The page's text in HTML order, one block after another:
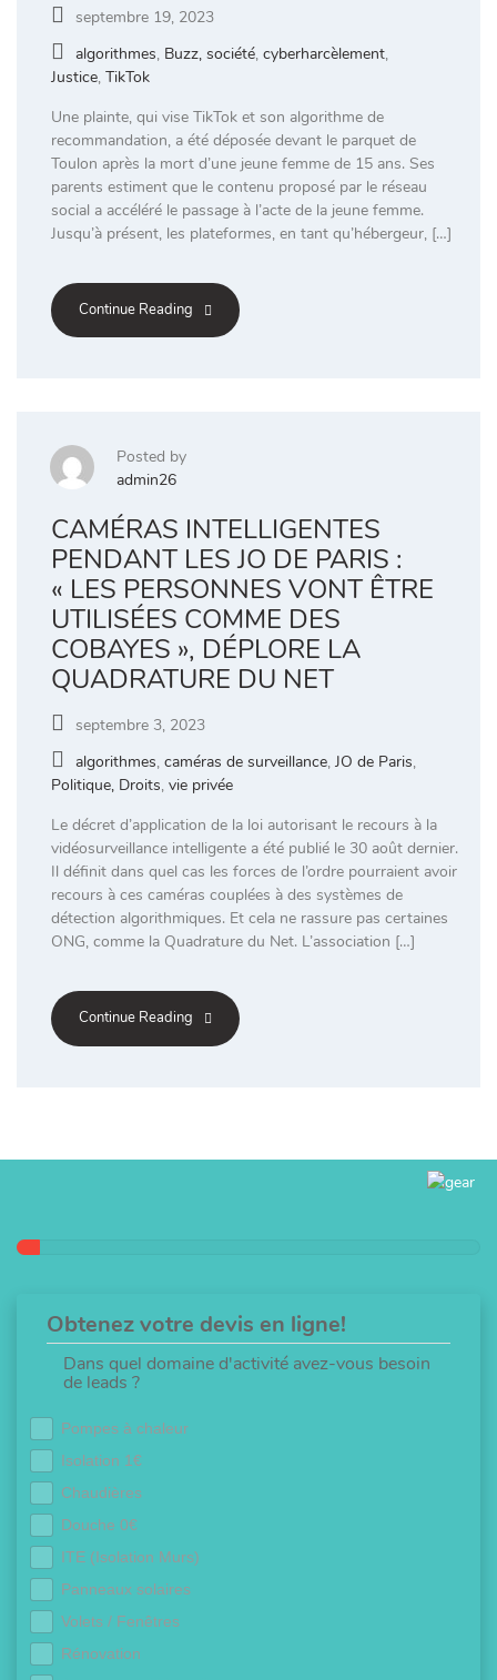
septembre 19, 2023
algorithmes, Buzz, société, cyberharcèlement,
Justice, TikTok
Une plainte, qui vise TikTok et son algorithme de
recommandation, a été déposée devant le parquet de
Toulon après la mort d’une jeune femme de 15 ans. Ses
parents estiment que le contenu proposé par le réseau
social a accéléré le passage à l’acte de la jeune femme.
Jusqu’à présent, les plateformes, en tant qu’hébergeur, […]
Continue Reading
Posted by
admin26
CAMÉRAS INTELLIGENTES
PENDANT LES JO DE PARIS :
« LES PERSONNES VONT ÊTRE
UTILISÉES COMME DES
COBAYES », DÉPLORE LA
QUADRATURE DU NET
septembre 3, 2023
algorithmes, caméras de surveillance, JO de Paris,
Politique, Droits, vie privée
Le décret d’application de la loi autorisant le recours à la
vidéosurveillance intelligente a été publié le 30 août dernier.
Il définit dans quel cas les forces de l’ordre pourraient avoir
recours à ces caméras couplées à des systèmes de
détection algorithmiques. Et cela ne rassure pas certaines
ONG, comme la Quadrature du Net. L’association […]
Continue Reading
Obtenez votre devis en ligne!
Dans quel domaine d'activité avez-vous besoin
de leads ?
Pompes à chaleur
Isolation 1€
Chaudières
Douche 0€
ITE (Isolation Murs)
Panneaux solaires
Volets / Fenêtres
Rénovation